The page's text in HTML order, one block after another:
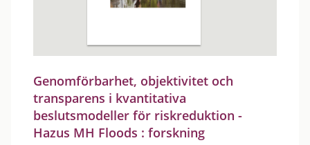
Genomförbarhet, objektivitet och
transparens i kvantitativa
beslutsmodeller för riskreduktion -
Hazus MH Floods : forskning